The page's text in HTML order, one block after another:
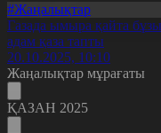
#Жаңалықтар
Газада ымыра қайта
адам қаза тапты
20.10.2025, 10:10
Жаңалықтар мұрағаты
ҚАЗАН 2025